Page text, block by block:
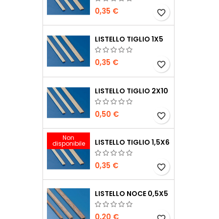
0,35 € favorite_border
LISTELLO TIGLIO 1X5
0,35 € favorite_border
LISTELLO TIGLIO 2X10
0,50 € favorite_border
Non
disponibile LISTELLO TIGLIO 1,5X6
0,35 € favorite_border
LISTELLO NOCE 0,5X5
0,20 €